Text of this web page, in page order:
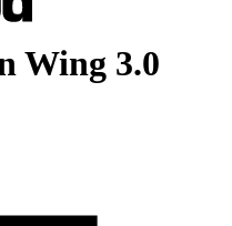
Wing 3.0